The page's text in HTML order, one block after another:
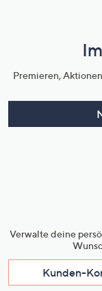
Premieren,
Verwalte deine
Kunden-